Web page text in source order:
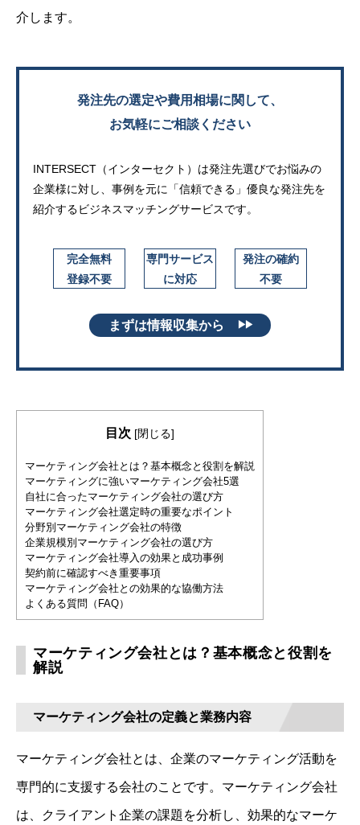
介します。
発注先の選定や費用相場に関して、
お気軽にご相談ください
INTERSECT（インターセクト）は発注先選びでお悩みの
企業様に対し、 事例を元に「信頼できる」優良な発注先を
紹介するビジネスマッチングサービスです。
完全無料
登録不要
専門サービス
に対応
発注の確約
不要
まずは情報収集から ▶▶
目次 [閉じる]
マーケティング会社とは？基本概念と役割を解説
マーケティングに強いマーケティング会社5選
自社に合ったマーケティング会社の選び方
マーケティング会社選定時の重要なポイント
分野別マーケティング会社の特徴
企業規模別マーケティング会社の選び方
マーケティング会社導入の効果と成功事例
契約前に確認すべき重要事項
マーケティング会社との効果的な協働方法
よくある質問（FAQ）
マーケティング会社とは？基本概念と役割を
解説
マーケティング会社の定義と業務内容
マーケティング会社とは、企業のマーケティング活動を
専門的に支援する会社のことです。マーケティング会社
は、クライアント企業の課題を分析し、効果的なマーケ